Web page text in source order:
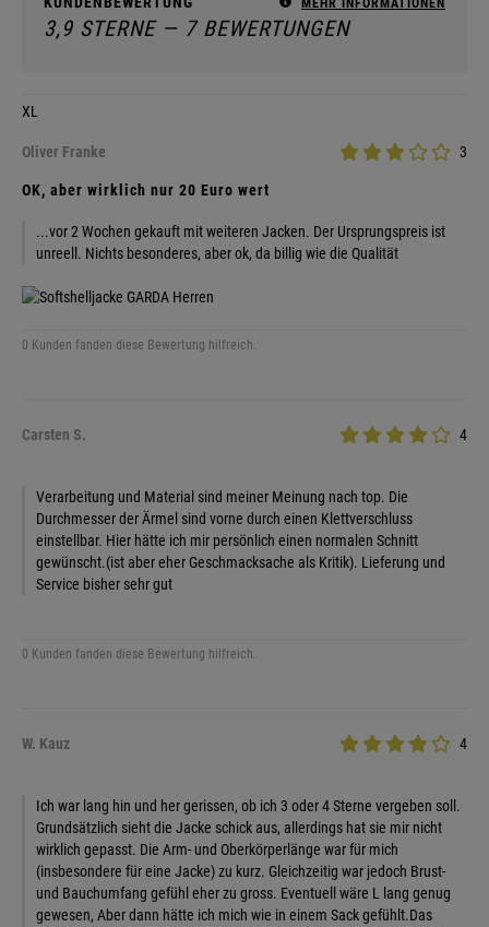
MEHR INFORMATIONEN
3,9 STERNE — 7 BEWERTUNGEN
XL
Oliver Franke 3
OK, aber wirklich nur 20 Euro wert
...vor 2 Wochen gekauft mit weiteren Jacken. Der Ursprungspreis ist
unreell. Nichts besonderes, aber ok, da billig wie die Qualität
0 Kunden fanden diese Bewertung hilfreich.
Carsten S. 4
Verarbeitung und Material sind meiner Meinung nach top. Die
Durchmesser der Ärmel sind vorne durch einen Klettverschluss
einstellbar. Hier hätte ich mir persönlich einen normalen Schnitt
gewünscht.(ist aber eher Geschmacksache als Kritik). Lieferung und
Service bisher sehr gut
0 Kunden fanden diese Bewertung hilfreich.
W. Kauz 4
Ich war lang hin und her gerissen, ob ich 3 oder 4 Sterne vergeben soll.
Grundsätzlich sieht die Jacke schick aus, allerdings hat sie mir nicht
wirklich gepasst. Die Arm- und Oberkörperlänge war für mich
(insbesondere für eine Jacke) zu kurz. Gleichzeitig war jedoch Brust-
und Bauchumfang gefühl eher zu gross. Eventuell wäre L lang genug
gewesen, Aber dann hätte ich mich wie in einem Sack gefühlt.Das